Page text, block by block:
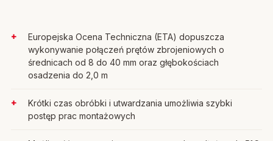
Europejska Ocena Techniczna (ETA) dopuszcza
wykonywanie połączeń prętów zbrojeniowych o
średnicach od 8 do 40 mm oraz głębokościach
osadzenia do 2,0 m
Krótki czas obróbki i utwardzania umożliwia szybki
postęp prac montażowych